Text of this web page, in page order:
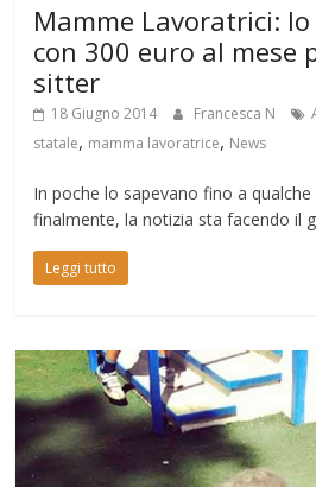
Mamme Lavoratrici:
con 300 euro al mese
sitter
18 Giugno 2014 Francesca N
statale, mamma lavoratrice, News
In poche lo sapevano fino a
finalmente, la notizia sta facendo il
Leggi tutto